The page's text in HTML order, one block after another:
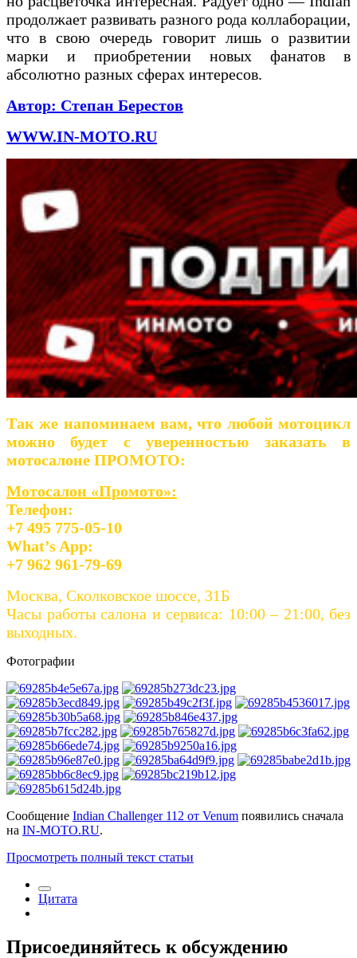
продолжает развивать разного рода коллаборации,
что в свою очередь говорит лишь о развитии
марки и приобретении новых фанатов в
абсолютно разных сферах интересов.
Автор: Степан Берестов
WWW.IN-MOTO.RU
Так же напоминаем вам, что любой мотоцикл
можно будет с уверенностью заказать в
мотосалоне ПРОМОТО:
Мотосалон «Промото»:
Телефон:
+7 495 775-05-10
What’s App:
+7 962 961-79-69
Москва, Сколковское шоссе, 31Б
Часы работы салона и сервиса: 10:00 – 21:00, без
выходных.
Фотографии
Сообщение Indian Challenger 112 от Venum появились сначала
на IN-MOTO.RU.
Просмотреть полный текст статьи
Цитата
Присоединяйтесь к обсуждению